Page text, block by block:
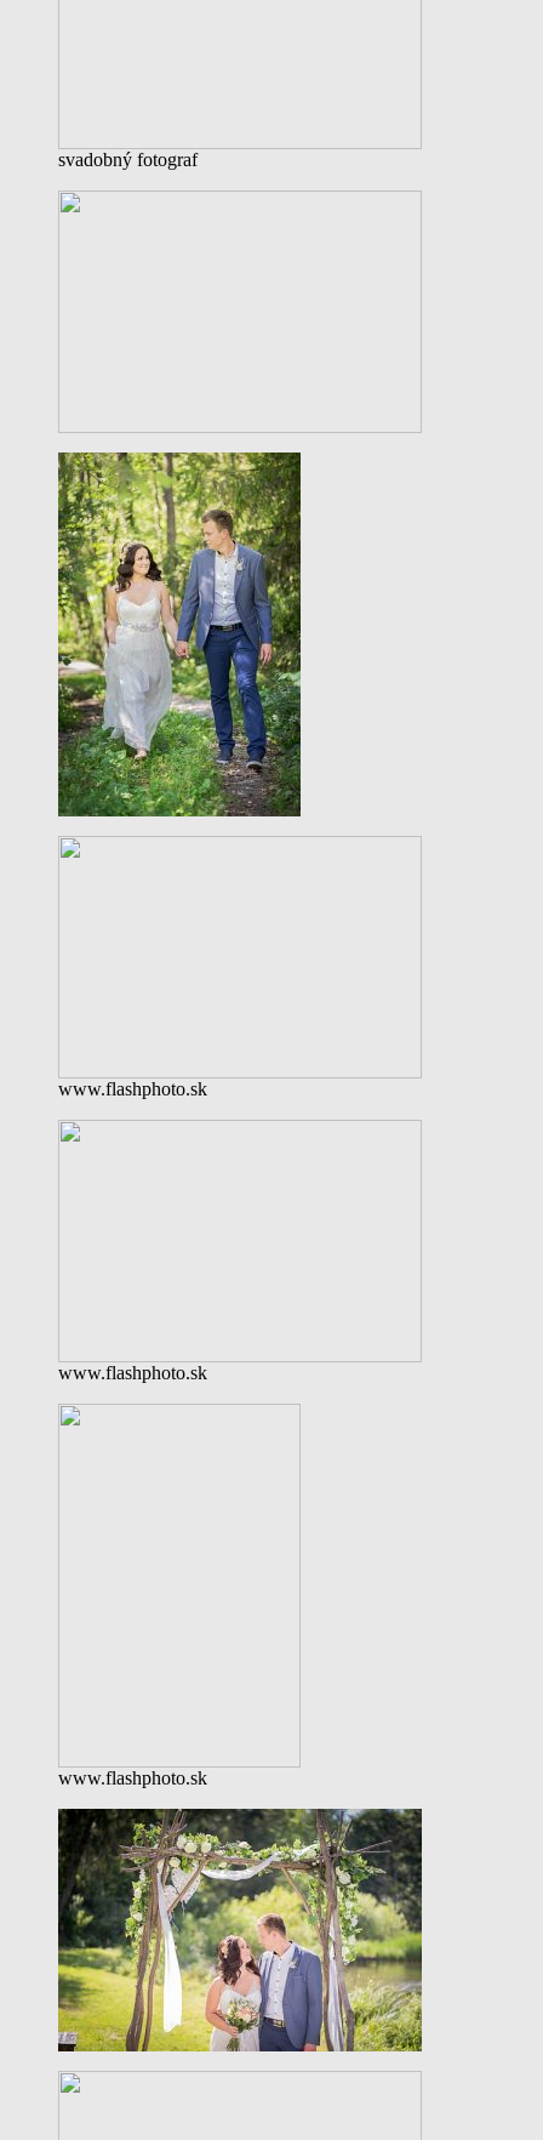
svadobný fotograf
www.flashphoto.sk
www.flashphoto.sk
www.flashphoto.sk